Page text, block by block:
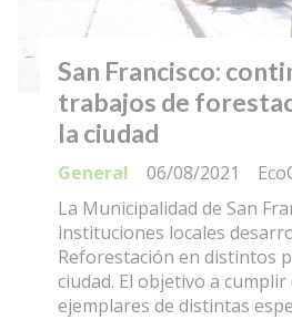
San Francisco:
trabajos de
la ciudad
General
06/08/2021
La Municipalidad de San
instituciones locales
Reforestación en distintos
ciudad. El objetivo a
ejemplares de distintas